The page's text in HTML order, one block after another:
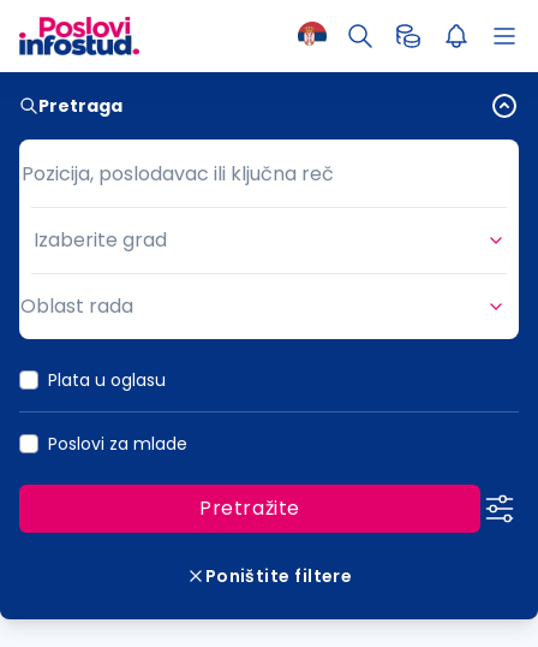
Pretraga
Pozicija, poslodavac ili ključna reč
Pozicija, poslodavac ili ključna reč
Grad
Izaberite grad
Oblast rada
Plata u oglasu
Poslovi za mlade
Pretražite
Poništite filtere